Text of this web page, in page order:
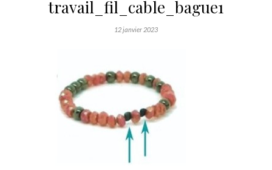
travail_fil_cable_bague1
12 janvier 2023